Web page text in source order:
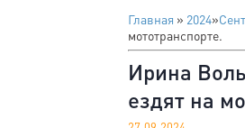
Главная » 2024»
мототранспорте.
Ирина
ездят на